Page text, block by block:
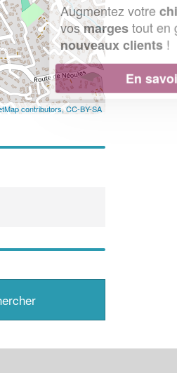
contributors, CC-BY-SA
votrechiffre d'affaireset
tout en gagnant de
clients!
En savoir plus